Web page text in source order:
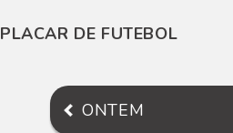
PLACAR DE FUTEBOL
ONTEM